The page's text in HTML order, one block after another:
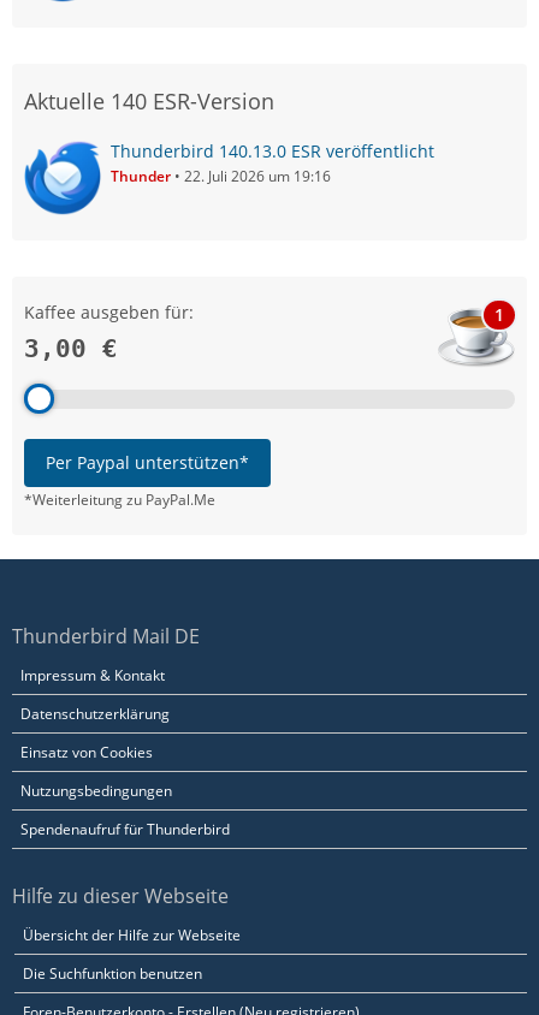
Aktuelle 140 ESR-Version
Thunderbird 140.13.0 ESR veröffentlicht
Thunder 22. Juli 2026 um 19:16
Kaffee ausgeben für:
3,00 €
1
Per Paypal unterstützen*
*Weiterleitung zu PayPal.Me
Thunderbird Mail DE
Impressum & Kontakt
Datenschutzerklärung
Einsatz von Cookies
Nutzungsbedingungen
Spendenaufruf für Thunderbird
Hilfe zu dieser Webseite
Übersicht der Hilfe zur Webseite
Die Suchfunktion benutzen